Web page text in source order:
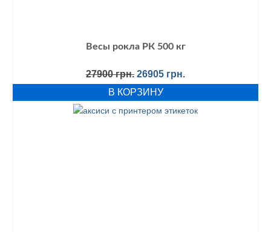
Весы рокла РК 500 кг
27900грн. Первоначальная
цена
составляла
27900 грн..
26905 грн.Текущая
цена:
В КОРЗИНУ